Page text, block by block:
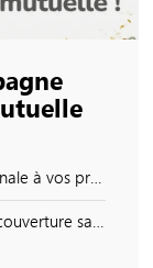
récompensé(e) !
et ses avantages